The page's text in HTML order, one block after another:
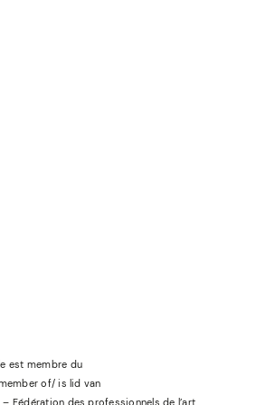
est membre du
of/is lid van
– Fédération des professionnels de l’art